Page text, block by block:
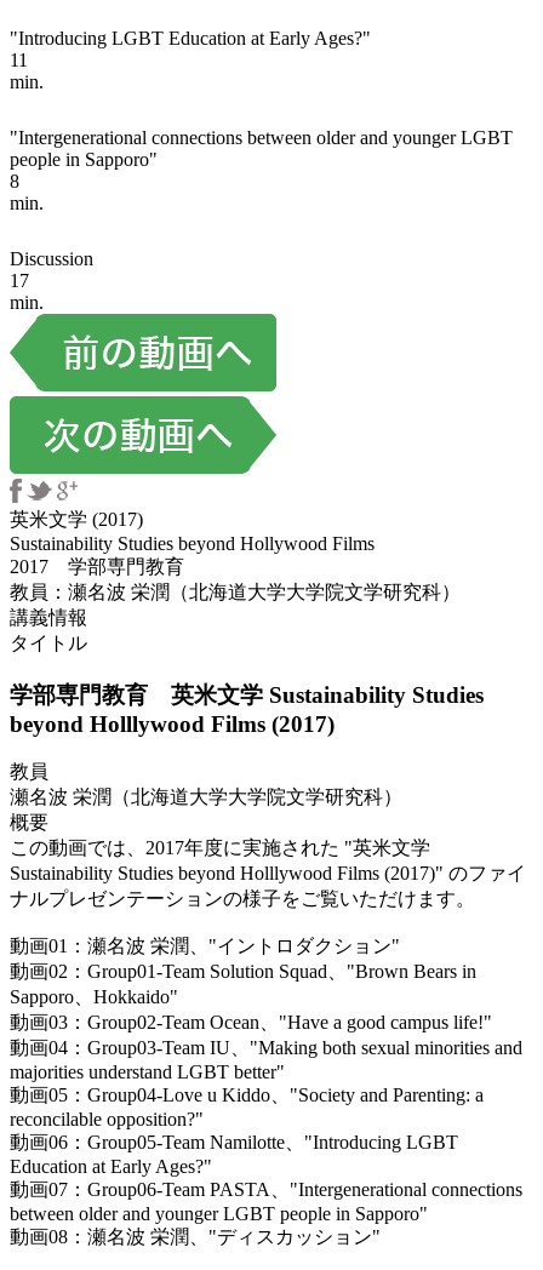
"Introducing LGBT Education at Early Ages?"
11
min.
"Intergenerational connections between older and younger LGBT
people in Sapporo"
8
min.
Discussion
17
min.
英米文学 (2017)
Sustainability Studies beyond Hollywood Films
2017 学部専門教育
教員：瀬名波 栄潤（北海道大学大学院文学研究科）
講義情報
タイトル
学部専門教育 英米文学 Sustainability Studies
beyond Holllywood Films (2017)
教員
瀬名波 栄潤（北海道大学大学院文学研究科）
概要
この動画では、2017年度に実施された "英米文学
Sustainability Studies beyond Holllywood Films (2017)" のファイ
ナルプレゼンテーションの様子をご覧いただけます。
動画01：瀬名波 栄潤、"イントロダクション"
動画02：Group01-Team Solution Squad、"Brown Bears in
Sapporo、Hokkaido"
動画03：Group02-Team Ocean、"Have a good campus life!"
動画04：Group03-Team IU、"Making both sexual minorities and
majorities understand LGBT better"
動画05：Group04-Love u Kiddo、"Society and Parenting: a
reconcilable opposition?"
動画06：Group05-Team Namilotte、"Introducing LGBT
Education at Early Ages?"
動画07：Group06-Team PASTA、"Intergenerational connections
between older and younger LGBT people in Sapporo"
動画08：瀬名波 栄潤、"ディスカッション"